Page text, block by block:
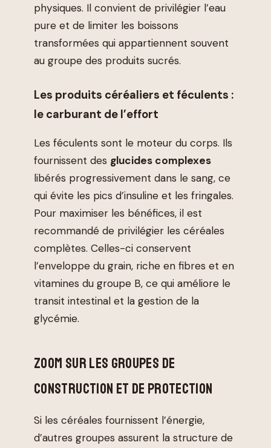
physiques. Il convient de privilégier l’eau
pure et de limiter les boissons
transformées qui appartiennent souvent
au groupe des produits sucrés.
Les produits céréaliers et féculents :
le carburant de l’effort
Les féculents sont le moteur du corps. Ils
fournissent des glucides complexes
libérés progressivement dans le sang, ce
qui évite les pics d’insuline et les fringales.
Pour maximiser les bénéfices, il est
recommandé de privilégier les céréales
complètes. Celles-ci conservent
l’enveloppe du grain, riche en fibres et en
vitamines du groupe B, ce qui améliore le
transit intestinal et la gestion de la
glycémie.
ZOOM SUR LES GROUPES DE
CONSTRUCTION ET DE PROTECTION
Si les céréales fournissent l’énergie,
d’autres groupes assurent la structure de